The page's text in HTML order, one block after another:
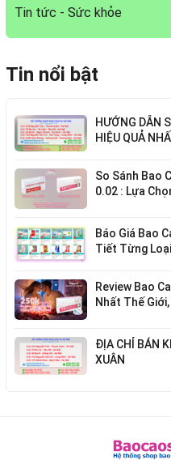
Tin tức - Sức khỏe
Tin nổi bật
HƯỚNG DẪN
HIỆU QUẢ
So Sánh Bao
0.02 : Lựa
Báo Giá Bao
Tiết Từng Loại
Review Bao
Nhất Thế
ĐỊA CHỈ BÁN
XUÂN